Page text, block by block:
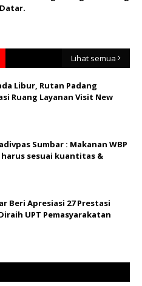
Lihat semua
Libur, Rutan Padang
Ruang Layanan Visit New
Sumbar : Makanan WBP
sesuai kuantitas &
Beri Apresiasi 27 Prestasi
UPT Pemasyarakatan